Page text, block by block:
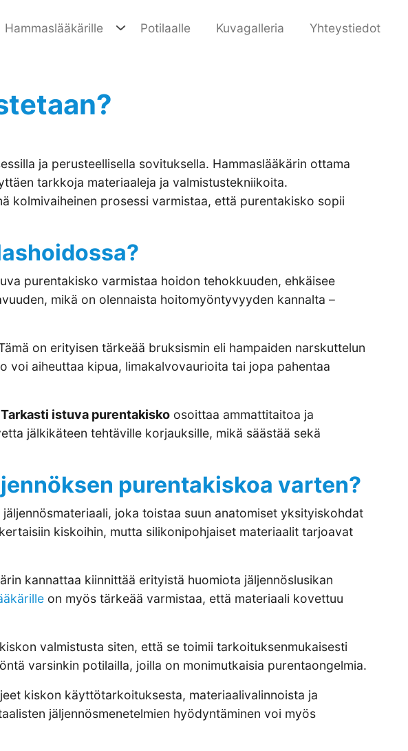
Hammaslääkärille Potilaalle Kuvagalleria Yhteystiedot
ja perusteellisella sovituksella. Hammaslääkärin ottama
tarkkoja materiaaleja ja valmistustekniikoita.
kolmivaiheinen prosessi varmistaa, että purentakisko sopii
purentakisko varmistaa hoidon tehokkuuden, ehkäisee
mikä on olennaista hoitomyöntyvyyden kannalta –
on erityisen tärkeää bruksismin eli hampaiden narskuttelun
voi aiheuttaa kipua, limakalvovaurioita tai jopa pahentaa
Tarkasti istuva purentakisko osoittaa ammattitaitoa ja
jälkikäteen tehtäville korjauksille, mikä säästää sekä
purentakiskoa varten?
joka toistaa suun anatomiset yksityiskohdat
kiskoihin, mutta silikonipohjaiset materiaalit tarjoavat
kannattaa kiinnittää erityistä huomiota jäljennöslusikan
on myös tärkeää varmistaa, että materiaali kovettuu
valmistusta siten, että se toimii tarkoituksenmukaisesti
varsinkin potilailla, joilla on monimutkaisia purentaongelmia.
kiskon käyttötarkoituksesta, materiaalivalinnoista ja
jäljennösmenetelmien hyödyntäminen voi myös